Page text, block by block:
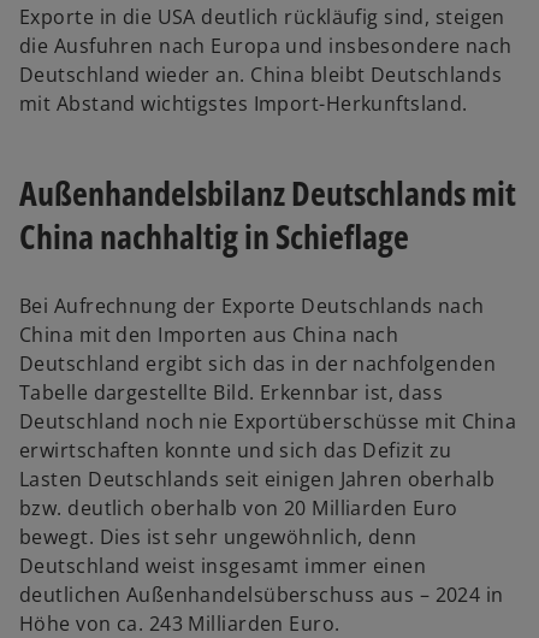
Exporte in die USA deutlich rückläufig sind, steigen
die Ausfuhren nach Europa und insbesondere nach
Deutschland wieder an. China bleibt Deutschlands
mit Abstand wichtigstes Import-Herkunftsland.
Außenhandelsbilanz Deutschlands mit
China nachhaltig in Schieflage
Bei Aufrechnung der Exporte Deutschlands nach
China mit den Importen aus China nach
Deutschland ergibt sich das in der nachfolgenden
Tabelle dargestellte Bild. Erkennbar ist, dass
Deutschland noch nie Exportüberschüsse mit China
erwirtschaften konnte und sich das Defizit zu
Lasten Deutschlands seit einigen Jahren oberhalb
bzw. deutlich oberhalb von 20 Milliarden Euro
bewegt. Dies ist sehr ungewöhnlich, denn
Deutschland weist insgesamt immer einen
deutlichen Außenhandelsüberschuss aus – 2024 in
Höhe von ca. 243 Milliarden Euro.